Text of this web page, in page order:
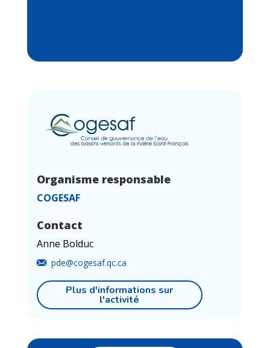
Organisme responsable
COGESAF
Contact
Anne Bolduc
pde@cogesaf.qc.ca
Plus d'informations sur
l'activité